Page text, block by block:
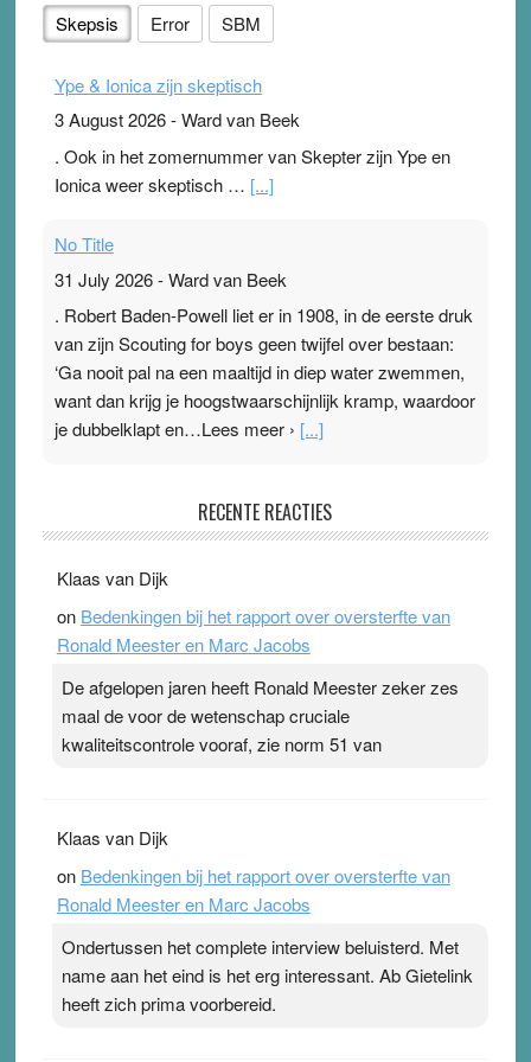
Skepsis Error SBM
Ype & Ionica zijn skeptisch
3 August 2026-Ward van Beek
. Ook in het zomernummer van Skepter zijn Ype en
Ionica weer skeptisch … [...]
No Title
31 July 2026-Ward van Beek
. Robert Baden-Powell liet er in 1908, in de eerste druk
van zijn Scouting for boys geen twijfel over bestaan:
‘Ga nooit pal na een maaltijd in diep water zwemmen,
want dan krijg je hoogstwaarschijnlijk kramp, waardoor
je dubbelklapt en…Lees meer › [...]
Ward van Beek
topsporters. Ze hopen ermee hun hartslag te verlagen
terwijl ze meer zuurstof opnemen. Daarop heeft zo’n
pleister geen effect. Maar het gevoel ‘makkelijker te
Pleisterplakkers in de topspsort › [...]
RECENTE REACTIES
Klaas van Dijk
on Bedenkingen bij het rapport over oversterfte van
Ronald Meester en Marc Jacobs
De afgelopen jaren heeft Ronald Meester zeker zes
maal de voor de wetenschap cruciale
kwaliteitscontrole vooraf, zie norm 51 van
Klaas van Dijk
on Bedenkingen bij het rapport over oversterfte van
Ronald Meester en Marc Jacobs
Ondertussen het complete interview beluisterd. Met
name aan het eind is het erg interessant. Ab Gietelink
heeft zich prima voorbereid.